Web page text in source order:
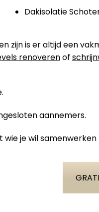
Dakisolatie
zijn is er altijd een
renoverenof
aannemers.
je wil samenwerken